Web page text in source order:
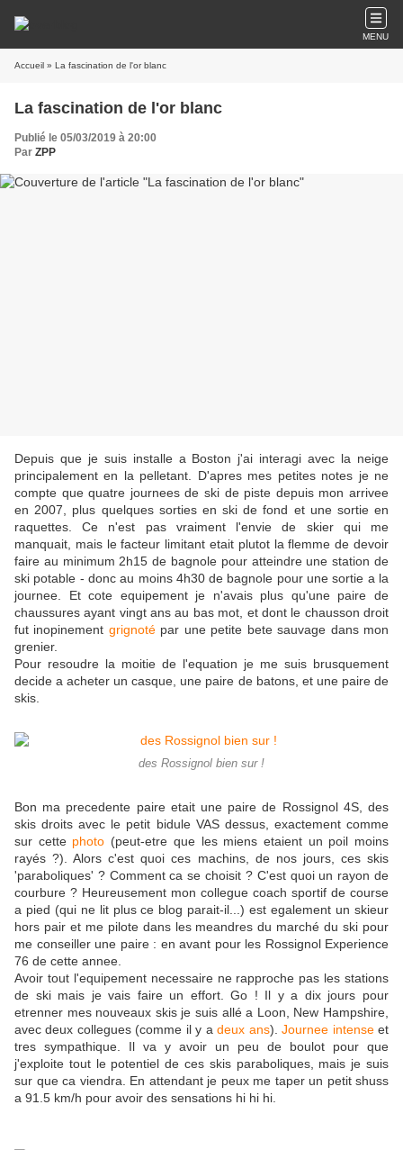
MENU
Accueil » La fascination de l'or blanc
La fascination de l'or blanc
Publié le 05/03/2019 à 20:00
Par ZPP
Depuis que je suis installe a Boston j'ai interagi avec la neige
principalement en la pelletant. D'apres mes petites notes je ne
compte que quatre journees de ski de piste depuis mon arrivee
en 2007, plus quelques sorties en ski de fond et une sortie en
raquettes. Ce n'est pas vraiment l'envie de skier qui me
manquait, mais le facteur limitant etait plutot la flemme de devoir
faire au minimum 2h15 de bagnole pour atteindre une station de
ski potable - donc au moins 4h30 de bagnole pour une sortie a la
journee. Et cote equipement je n'avais plus qu'une paire de
chaussures ayant vingt ans au bas mot, et dont le chausson droit
fut inopinement grignotépar une petite bete sauvage dans mon
grenier.
Pour resoudre la moitie de l'equation je me suis brusquement
decide a acheter un casque, une paire de batons, et une paire de
skis.
des Rossignol bien sur !
Bon ma precedente paire etait une paire de Rossignol 4S, des
skis droits avec le petit bidule VAS dessus, exactement comme
sur cette photo (peut-etre que les miens etaient un poil moins
rayés ?). Alors c'est quoi ces machins, de nos jours, ces skis
'paraboliques' ? Comment ca se choisit ? C'est quoi un rayon de
courbure ? Heureusement mon collegue coach sportif de course
a pied (qui ne lit plus ce blog parait-il...) est egalement un skieur
hors pair et me pilote dans les meandres du marché du ski pour
me conseiller une paire : en avant pour les Rossignol Experience
76 de cette annee.
Avoir tout l'equipement necessaire ne rapproche pas les stations
de ski mais je vais faire un effort. Go ! Il y a dix jours pour
etrenner mes nouveaux skis je suis allé a Loon, New Hampshire,
avec deux collegues (comme il y adeux ans).Journee intenseet
tres sympathique. Il va y avoir un peu de boulot pour que
j'exploite tout le potentiel de ces skis paraboliques, mais je suis
sur que ca viendra. En attendant je peux me taper un petit shuss
a 91.5 km/h pour avoir des sensations hi hi hi.